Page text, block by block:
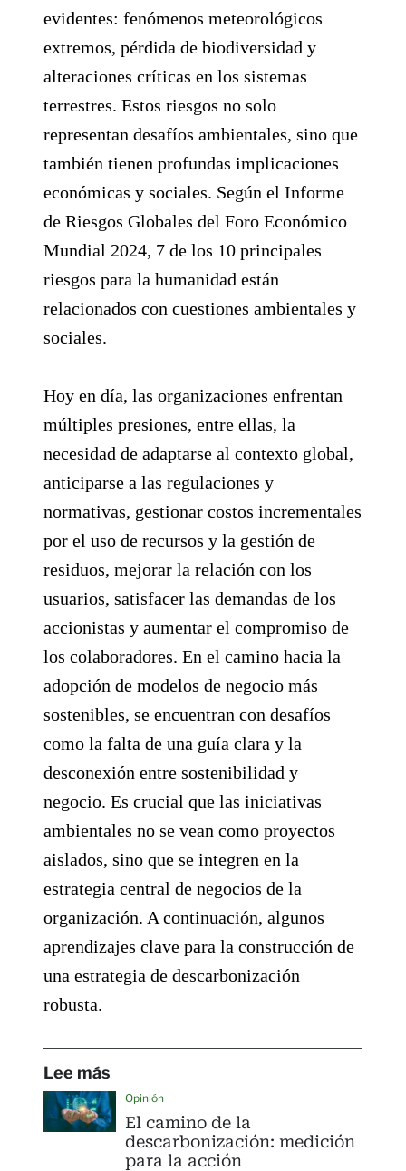
evidentes: fenómenos meteorológicos
extremos, pérdida de biodiversidad y
alteraciones críticas en los sistemas
terrestres. Estos riesgos no solo
representan desafíos ambientales, sino que
también tienen profundas implicaciones
económicas y sociales. Según el Informe
de Riesgos Globales del Foro Económico
Mundial 2024, 7 de los 10 principales
riesgos para la humanidad están
relacionados con cuestiones ambientales y
sociales.
Hoy en día, las organizaciones enfrentan
múltiples presiones, entre ellas, la
necesidad de adaptarse al contexto global,
anticiparse a las regulaciones y
normativas, gestionar costos incrementales
por el uso de recursos y la gestión de
residuos, mejorar la relación con los
usuarios, satisfacer las demandas de los
accionistas y aumentar el compromiso de
los colaboradores. En el camino hacia la
adopción de modelos de negocio más
sostenibles, se encuentran con desafíos
como la falta de una guía clara y la
desconexión entre sostenibilidad y
negocio. Es crucial que las iniciativas
ambientales no se vean como proyectos
aislados, sino que se integren en la
estrategia central de negocios de la
organización. A continuación, algunos
aprendizajes clave para la construcción de
una estrategia de descarbonización
robusta.
Lee más
Opinión
El camino de la
descarbonización: medición
para la acción